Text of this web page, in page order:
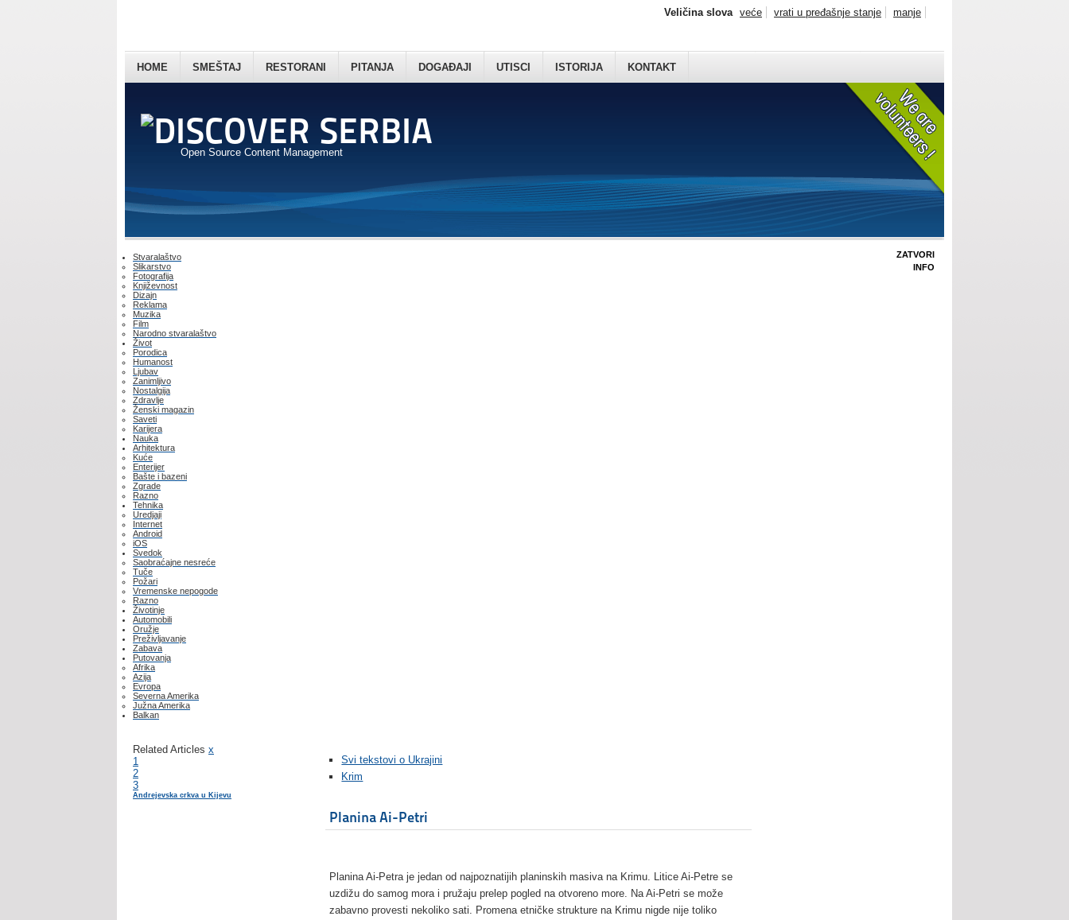
Open Source Content Management
HOME SMEŠTAJ RESTORANI PITANJA DOGAĐAJI UTISCI ISTORIJA KONTAKT
Veličina slova veće vrati u pređašnje stanje manje
Stvaralaštvo
Slikarstvo
Fotografija
Književnost
Dizajn
Reklama
Muzika
Film
Narodno stvaralaštvo
Život
Porodica
Humanost
Ljubav
Zanimljivo
Nostalgija
Zdravlje
Ženski magazin
Saveti
Karijera
Nauka
Arhitektura
Kuće
Enterijer
Bašte i bazeni
Zgrade
Razno
Tehnika
Uredjaji
Internet
Android
iOS
Svedok
Saobraćajne nesreće
Tuče
Požari
Vremenske nepogode
Razno
Životinje
Automobili
Oružje
Preživljavanje
Zabava
Putovanja
Afrika
Azija
Evropa
Severna Amerika
Južna Amerika
Balkan
Related Articles x
1
2
3
Andrejevska crkva u Kijevu
Svi tekstovi o Ukrajini
Krim
Planina Ai-Petri
Planina Ai-Petra je jedan od najpoznatijih planinskih masiva na Krimu. Litice Ai-Petre se
uzdižu do samog mora i pružaju prelep pogled na otvoreno more. Na Ai-Petri se može
zabavno provesti nekoliko sati. Promena etničke strukture na Krimu nigde nije toliko
ZATVORI
INFO